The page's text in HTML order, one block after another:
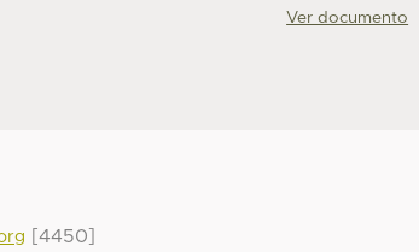
Ver documento
[4450]